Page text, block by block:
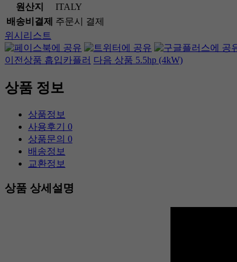
원산지
ITALY
배송비결제
주문시 결제
위시리스트
이전상품 흡입카플러 다음 상품 5.5hp (4kW)
상품 정보
상품정보
사용후기 0
상품문의 0
배송정보
교환정보
상품 상세설명